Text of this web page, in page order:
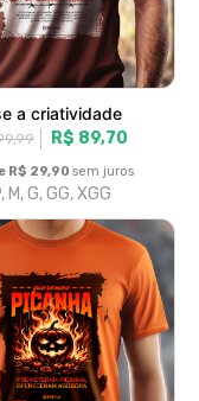
cristã
R$ 89,70
R$ 29,90sem juros
M, G, GG, XGG